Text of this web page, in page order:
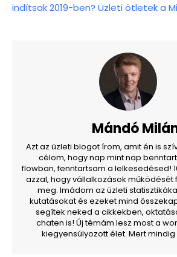
indítsak 2019-ben? Üzleti ötletek a
Mándó
Azt az üzleti blogot írom, amit én is
célom, hogy nap mint nap
flowban, fenntartsam a lelkesedésed!
azzal, hogy vállalkozások működését
meg. Imádom az üzleti
kutatásokat és ezeket mind
segítek neked a cikkekben,
chaten is! Új témám lesz most a
kiegyensúlyozott élet. Mert mindig